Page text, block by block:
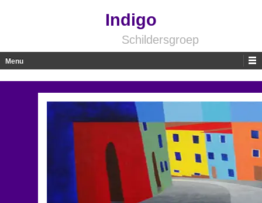
Indigo
Schildersgroep
Menu